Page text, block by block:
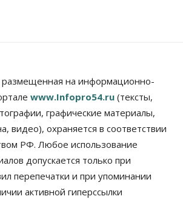
о погоде в Новосибирске
смогут добровольно
пенсию
на информационно-
www.Infopro54.ru (тексты,
графические материалы,
видео), охраняется в соответствии
РФ. Любое использование
допускается только при
перепечатки и при упоминании
активной гиперссылки